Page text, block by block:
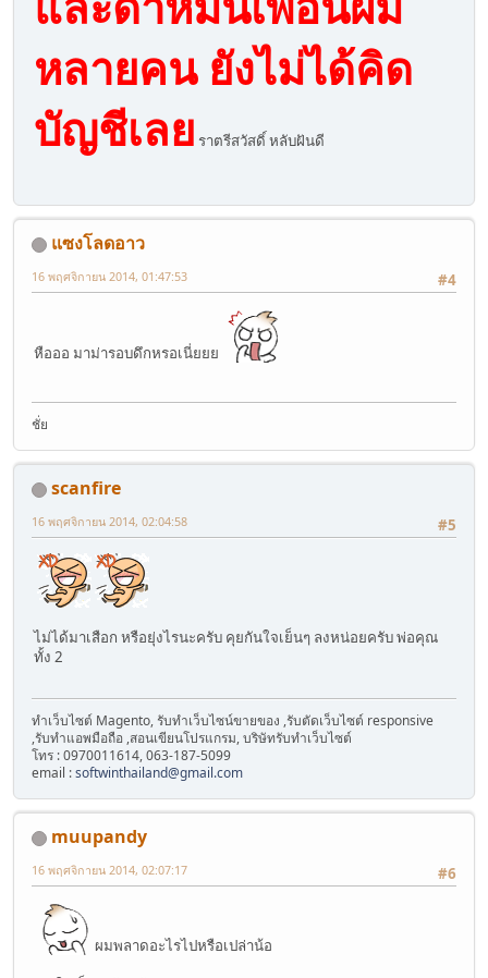
หลายคน ยังไม่ได้คิด
บัญชีเลย ราตรีสวัสดิ์ หลับฝันดี
แซงโลดอาว
#4
16 พฤศจิกายน 2014, 01:47:53
หือออ มาม่ารอบดึกหรอเนี่ยยย
ชั่ย
scanfire
#5
16 พฤศจิกายน 2014, 02:04:58
ไม่ได้มาเสือก หรือยุ่งไรนะครับ คุยกันใจเย็นๆ ลงหน่อยครับ พ่อคุณ
ทั้ง 2
ทำเว็บไซต์ Magento, รับทำเว็บไซน์ขายของ ,รับตัดเว็บไซต์ responsive
,รับทำแอพมือถือ ,สอนเขียนโปรแกรม, บริษัทรับทำเว็บไซต์
โทร : 0970011614, 063-187-5099
email :softwinthailand@gmail.com
muupandy
#6
16 พฤศจิกายน 2014, 02:07:17
ผมพลาดอะไรไปหรือเปล่าน้อ